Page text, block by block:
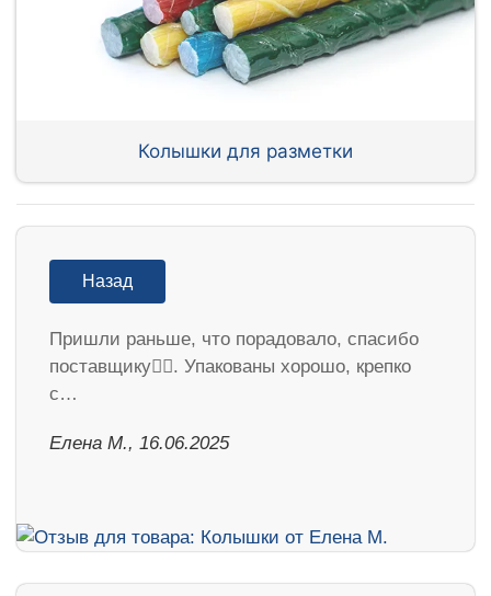
Колышки для разметки
Назад
Пришли раньше, что порадовало, спасибо
поставщику👍🏻. Упакованы хорошо, крепко
с…
Елена М., 16.06.2025